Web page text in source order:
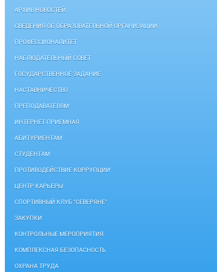
АРХИВ НОВОСТЕЙ
СВЕДЕНИЯ ОБ ОБРАЗОВАТЕЛЬНОЙ ОРГАНИЗАЦИИ
ПРОФЕССИОНАЛИТЕТ
НАБЛЮДАТЕЛЬНЫЙ СОВЕТ
ГОСУДАРСТВЕННОЕ ЗАДАНИЕ
НАСТАВНИЧЕСТВО
ПРЕПОДАВАТЕЛЯМ
ИНТЕРНЕТ-ПРИЕМНАЯ
АБИТУРИЕНТАМ
СТУДЕНТАМ
ПРОТИВОДЕЙСТВИЕ КОРРУПЦИИ
ЦЕНТР КАРЬЕРЫ
СПОРТИВНЫЙ КЛУБ "СЕВЕРЯНЕ"
ЗАКУПКИ
КОНТРОЛЬНЫЕ МЕРОПРИЯТИЯ
КОМПЛЕКСНАЯ БЕЗОПАСНОСТЬ
ОХРАНА ТРУДА